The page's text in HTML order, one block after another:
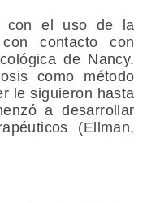
con el uso de la
contacto con
de Nancy.
como método
le siguieron hasta
a desarrollar
(Ellman,